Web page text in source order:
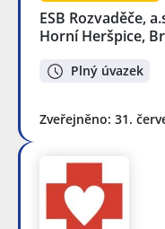
ESB Rozvaděče,
Horní Heršpice,
Plný úvazek
Zveřejněno: 31.